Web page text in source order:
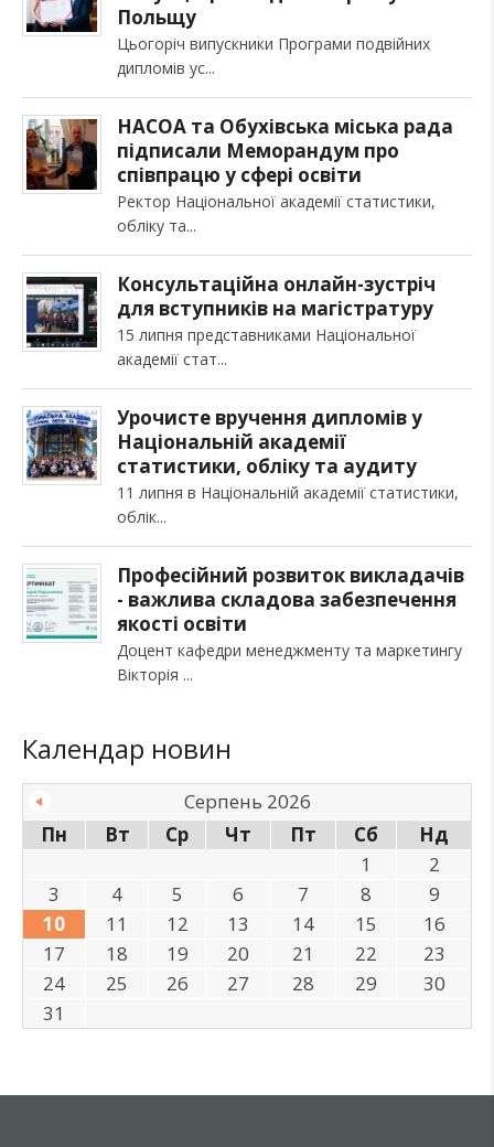
Польщу
Цьогоріч випускники Програми подвійних
дипломів ус
НАСОА та Обухівська міська рада
підписали Меморандум про
співпрацю у сфері освіти
Ректор Національної академії статистики,
обліку та
Консультаційна онлайн-зустріч
для вступників на магістратуру
15 липня представниками Національної
академії стат
Урочисте вручення дипломів у
Національній академії
статистики, обліку та аудиту
11 липня в Національній академії статистики,
облік
Професійний розвиток викладачів
- важлива складова забезпечення
якості освіти
Доцент кафедри менеджменту та маркетингу
Вікторія
Календар новин
Серпень 2026
Пн
Вт Ср Чт Пт Сб
Нд
1
2
3
4 5 6 7 8
9
10
11 12 13 14 15
16
17
18 19 20 21 22
23
24
25 26 27 28 29
30
31